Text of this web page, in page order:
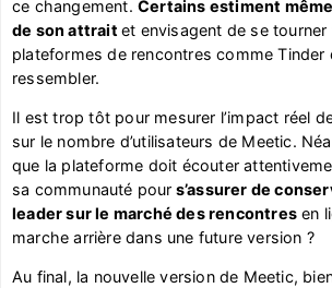
ce changement. Certains estiment
de son attrait et envisagent de se tourner
plateformes de rencontres comme Tinder
ressembler.
Il est trop tôt pour mesurer l’impact réel
sur le nombre d’utilisateurs de Meetic.
que la plateforme doit écouter
sa communauté pour s’assurer de
leader sur le marché des rencontres en
marche arrière dans une future version ?
Au final, la nouvelle version de Meetic,